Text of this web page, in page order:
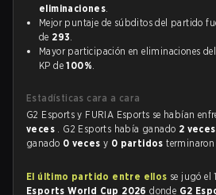
eliminaciones.
Mejor puntaje de súbditos del partido
de 293.
Mayor participación en eliminaciones
KP de100%.
Estadísticas cara a cara
G2 Esports y FURIA Esports se habían
veces . G2 Esports había ganado 2 veces
ganado 0 vecesy 0 partidosterminaron
El último partido entre ellos se jugó el
Esports World Cup 2026donde G2